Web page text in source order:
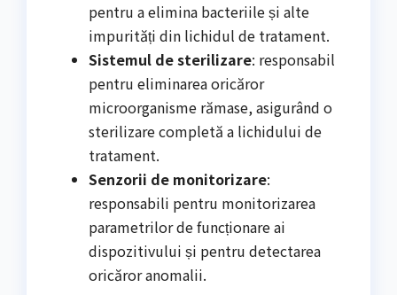
pentru a elimina bacteriile și alte
impurități din lichidul de tratament.
Sistemul de sterilizare: responsabil
pentru eliminarea oricăror
microorganisme rămase, asigurând o
sterilizare completă a lichidului de
tratament.
Senzorii de monitorizare:
responsabili pentru monitorizarea
parametrilor de funcționare ai
dispozitivului și pentru detectarea
oricăror anomalii.